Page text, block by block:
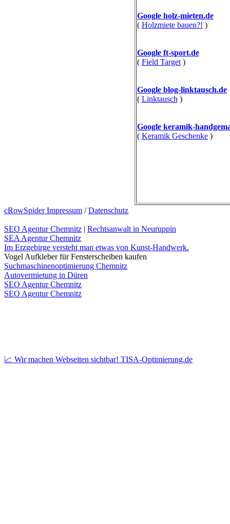
Google holz-mieten.de
( Holzmiete bauen?! )
Google ft-sport.de
( Field Target)
Google blog-linktausch.de
( Linktausch )
Google keramik-
( Keramik Geschenke)
cRowSpider Impressum /Datenschutz
SEO Agentur Chemnitz | Rechtsanwalt in Neuruppin
SEA Agentur Chemnitz
Im Erzgebirge versteht man etwas von Kunst-Handwerk.
Vogel Aufkleber für Fensterscheiben kaufen
Suchmaschinenoptimierung Chemnitz
Autovermietung in Düren
SEO Agentur Chemnitz
SEO Agentur Chemnitz
📈 Wir machen Webseiten sichtbar! TISA-Optimierung.de